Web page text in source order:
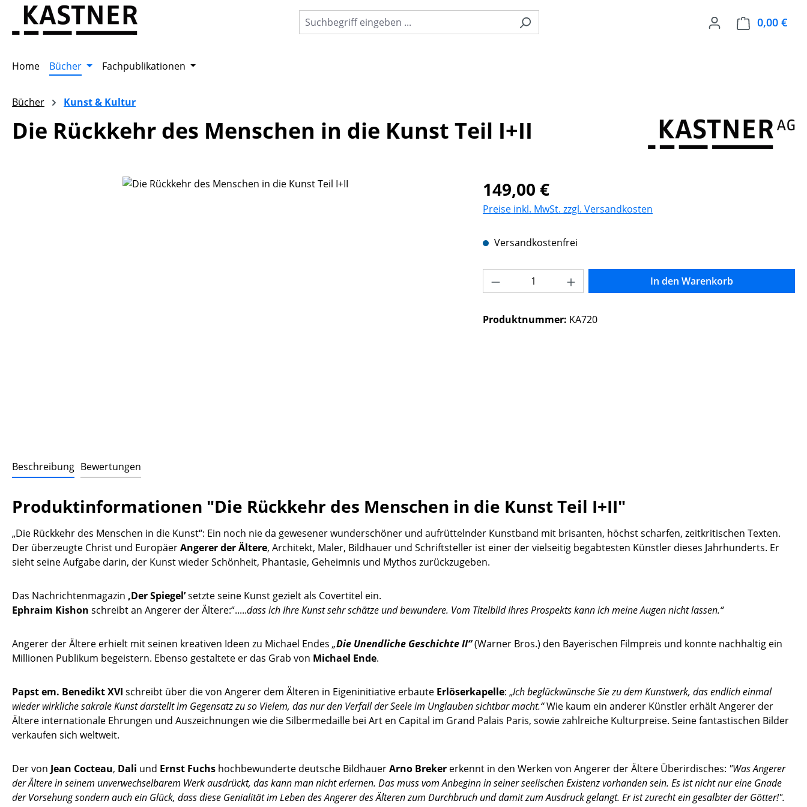
Hauptinhalt springen
Zur Suche springen
Zur Hauptnavigation springen
0,00 €
Home Bücher Fachpublikationen
Bücher Kunst & Kultur
Die Rückkehr des Menschen in die Kunst Teil I+II
Bildergalerie überspringen Regulärer Preis:
149,00 €
Preise inkl. MwSt. zzgl. Versandkosten
Versandkostenfrei
Produkt Anzahl: Gib den gewünschten Wert
In den Warenkorb
Produktnummer: KA720
Beschreibung Bewertungen
Produktinformationen "Die Rückkehr des Menschen in die Kunst Teil I+II"
„Die Rückkehr des Menschen in die Kunst“: Ein noch nie da gewesener wunderschöner und aufrüttelnder Kunstband mit brisanten, höchst scharfen, zeitkritischen Texten.
Der überzeugte Christ und EuropäerAngerer der Ältere, Architekt, Maler, Bildhauer und Schriftsteller ist einer der vielseitig begabtesten Künstler dieses Jahrhunderts. Er
sieht seine Aufgabe darin, der Kunst wieder Schönheit, Phantasie, Geheimnis und Mythos zurückzugeben.
Das Nachrichtenmagazin ‚Der Spiegel’setzte seine Kunst gezielt als Covertitel ein.
Ephraim Kishon schreibt an Angerer der Ältere:“.....dass ich Ihre Kunst sehr schätze und bewundere. Vom Titelbild Ihres Prospekts kann ich meine Augen nicht lassen.“
Angerer der Ältere erhielt mit seinen kreativen Ideen zu Michael Endes „Die Unendliche Geschichte II“(Warner Bros.) den Bayerischen Filmpreis und konnte nachhaltig ein
Millionen Publikum begeistern. Ebenso gestaltete er das Grab von Michael Ende.
Papst em. Benedikt XVI schreibt über die von Angerer dem Älteren in Eigeninitiative erbaute Erlöserkapelle: „Ich beglückwünsche Sie zu dem Kunstwerk, das endlich einmal
wieder wirkliche sakrale Kunst darstellt im Gegensatz zu so Vielem, das nur den Verfall der Seele im Unglauben sichtbar macht.“Wie kaum ein anderer Künstler erhält Angerer der
Ältere internationale Ehrungen und Auszeichnungen wie die Silbermedaille bei Art en Capital im Grand Palais Paris, sowie zahlreiche Kulturpreise. Seine fantastischen Bilder
verkaufen sich weltweit.
Der von Jean Cocteau, Dali und Ernst Fuchs hochbewunderte deutsche BildhauerArno Breker erkennt in den Werken von Angerer der Ältere Überirdisches: "Was Angerer
der Ältere in seinem unverwechselbarem Werk ausdrückt, das kann man nicht erlernen. Das muss vom Anbeginn in seiner seelischen Existenz vorhanden sein. Es ist nicht nur eine Gnade
der Vorsehung sondern auch ein Glück, dass diese Genialität im Leben des Angerer des Älteren zum Durchbruch und damit zum Ausdruck gelangt. Er ist zurecht ein gesalbter der Götter!".